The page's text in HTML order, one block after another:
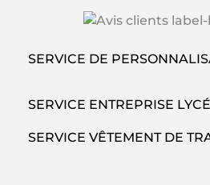
SERVICE DE
SERVICE ENTREPRISE
SERVICE VÊTEMENT DE